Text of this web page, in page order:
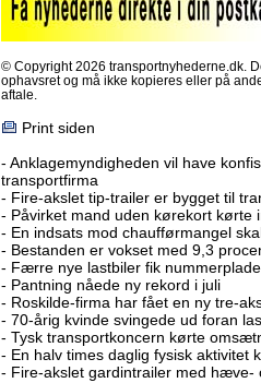
© Copyright 2026 transportnyhederne.dk.
ophavsret og må ikke kopieres eller på
aftale.
Print siden
- Anklagemyndigheden vil have
transportfirma
- Fire-akslet tip-trailer er bygget til
- Påvirket mand uden kørekort kørte
- En indsats mod chaufførmangel
- Bestanden er vokset med 9,3
- Færre nye lastbiler fik
- Pantning nåede ny rekord i juli
- Roskilde-firma har fået en ny tre-
- 70-årig kvinde svingede ud foran
- Tysk transportkoncern kørte
- En halv times daglig fysisk aktivitet
- Fire-akslet gardintrailer med hæve-